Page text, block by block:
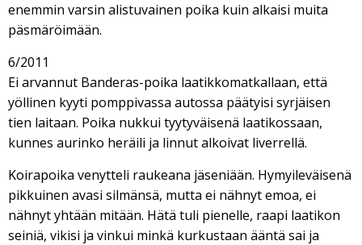
enemmin varsin alistuvainen poika kuin alkaisi muita
päsmäröimään.
6/2011
Ei arvannut Banderas-poika laatikkomatkallaan, että
yöllinen kyyti pomppivassa autossa päätyisi syrjäisen
tien laitaan. Poika nukkui tyytyväisenä laatikossaan,
kunnes aurinko heräili ja linnut alkoivat liverrellä.
Koirapoika venytteli raukeana jäseniään. Hymyileväisenä
pikkuinen avasi silmänsä, mutta ei nähnyt emoa, ei
nähnyt yhtään mitään. Hätä tuli pienelle, raapi laatikon
seiniä, vikisi ja vinkui minkä kurkustaan ääntä sai ja